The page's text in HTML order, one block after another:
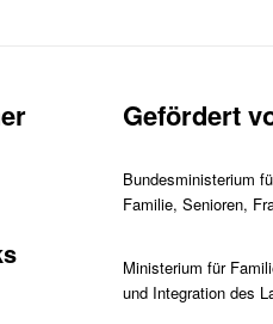
Gefördert
Bundesministerium
Familie, Senioren,
Ministerium für
und Integration des